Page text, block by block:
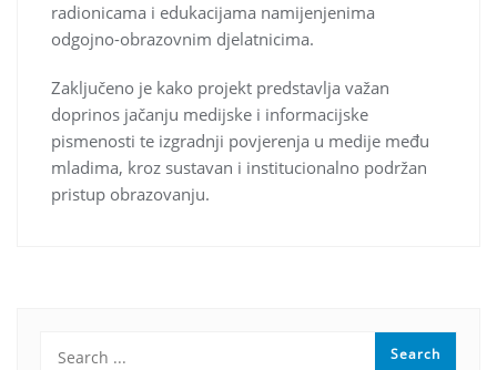
radionicama i edukacijama namijenjenima
odgojno-obrazovnim djelatnicima.
Zaključeno je kako projekt predstavlja važan
doprinos jačanju medijske i informacijske
pismenosti te izgradnji povjerenja u medije među
mladima, kroz sustavan i institucionalno podržan
pristup obrazovanju.